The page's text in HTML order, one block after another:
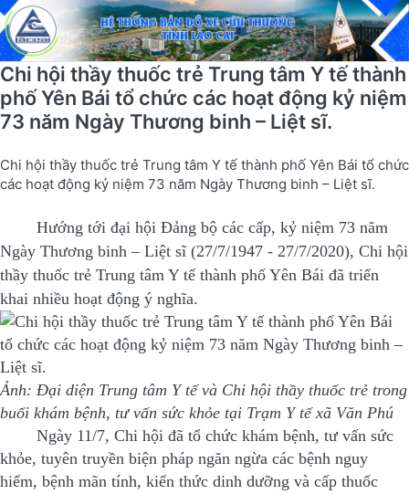
Chi hội thầy thuốc trẻ Trung tâm Y tế thành
phố Yên Bái tổ chức các hoạt động kỷ niệm
73 năm Ngày Thương binh – Liệt sĩ.
Chi hội thầy thuốc trẻ Trung tâm Y tế thành phố Yên Bái tổ chức
các hoạt động kỷ niệm 73 năm Ngày Thương binh – Liệt sĩ.
Hướng tới đại hội Đảng bộ các cấp, kỷ niệm 73 năm
Ngày Thương binh – Liệt sĩ (27/7/1947 - 27/7/2020), Chi hội
thầy thuốc trẻ Trung tâm Y tế thành phố Yên Bái đã triển
khai nhiều hoạt động ý nghĩa.
Ảnh: Đại diện Trung tâm Y tế và Chi hội thầy thuốc trẻ trong
buổi khám bệnh, tư vấn sức khỏe tại Trạm Y tế xã Văn Phú
Ngày 11/7, Chi hội đã tổ chức khám bệnh, tư vấn sức
khỏe, tuyên truyền biện pháp ngăn ngừa các bệnh nguy
hiểm, bệnh mãn tính, kiến thức dinh dưỡng và cấp thuốc